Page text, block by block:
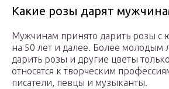
Какие розы дарят
Мужчинам принято дарить розы с
на 50 лет и далее. Более молодым
дарить розы и другие цветы
относятся к творческим
писатели, певцы и музыканты.